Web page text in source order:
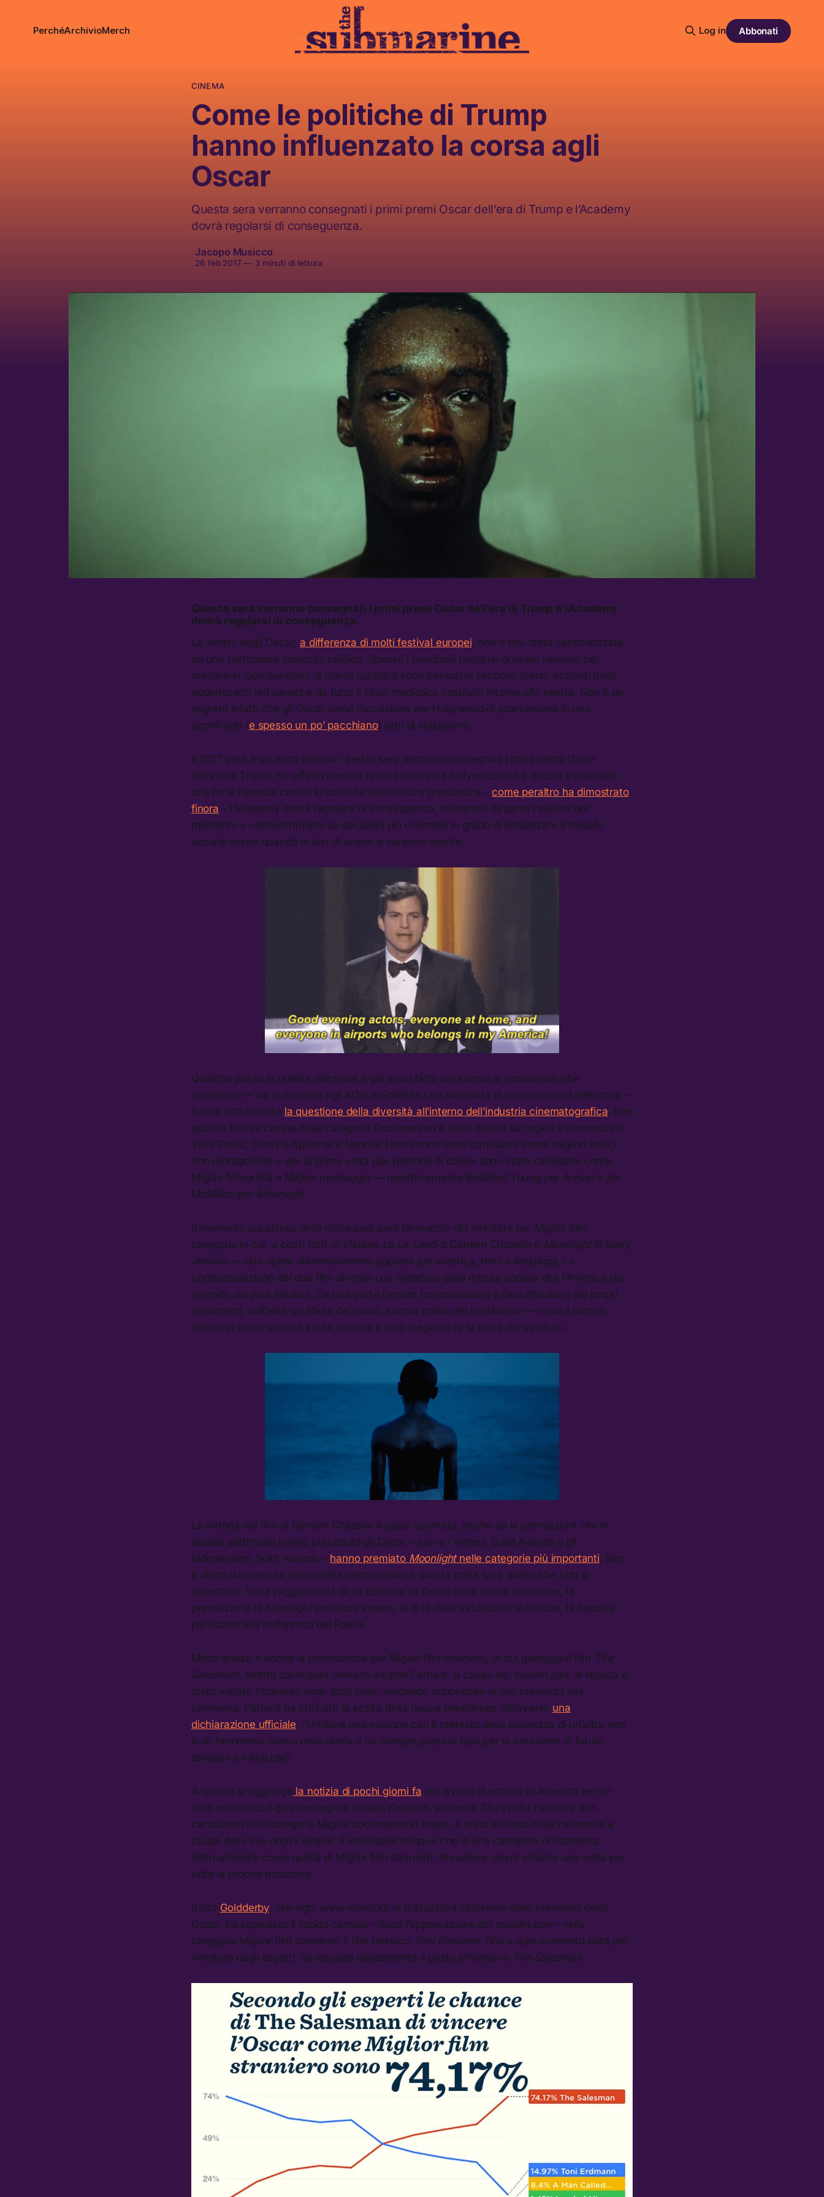
PerchéArchivioMerch Log in Abbonati
CINEMA
Come le politiche di Trump
hanno influenzato la corsa agli
Oscar
Questa sera verranno consegnati i primi premi Oscar dell’era di Trump e l’Academy
dovrà regolarsi di conseguenza.
Jacopo Musicco
26 feb 2017 —3 minuti di lettura
Questa sera verranno consegnati i primi premi Oscar dell’era di Trump e l’Academy
dovrà regolarsi di conseguenza.
La serata degli Oscar,a differenza di molti festival europei , non è mai stata caratterizzata
da una particolare impronta politica. Spesso i marginali tentativi di usare l’evento per
mettere in luce questioni di rilievo pubblico sono passati in secondo piano, scalzati dagli
appariscenti red carpet e da tutto il circo mediatico costruito intorno alla serata. Non è un
segreto infatti che gli Oscar siano l’occasione per Hollywood di promuoversi in uno
sconfinato (e spesso un po’ pacchiano) atto di solipsismo.
Il 2017 però è un anno diverso: questa sera verranno consegnati i primi premi Oscar
dell’era di Trump. Se effettivamente l’intera comunità hollywoodiana è decisa a mandare
una forte risposta contro le politiche della nuova presidenza – come peraltro ha dimostrato
finora – l’Academy dovrà regolarsi di conseguenza, mettendo da parte i piaceri del
momento e concentrandosi su decisioni più concrete in grado di influenzare il tessuto
sociale anche quando le luci di scena si saranno spente.
Qualche passo in questa direzione è già stato fatto attraverso le nomination che
quest’anno – sia in risposta agli #OscarSoWhite che all’ondata di razzismo post elettorale –
hanno sottolineato la questione della diversità all’interno dell’industria cinematografica. Ben
quattro film su cinque nella categoria Documentari è stata diretta da registi afroamericani,
Viola Davis, Octavia Spencer e Naomie Harris sono state candidate come migliori attrici
non protagoniste e per la prima volta due persone di colore sono state candidate come
Miglior fotografia e Miglior montaggio — rispettivamente Bradford Young per Arrival e Joi
McMillon per Moonlight.
Il momento più atteso della notte sarà però l’annuncio del vincitore per Miglior film,
categoria in cui, a conti fatti, si sfidano La La Land di Damien Chazelle e Moonlight di Barry
Jenkins — due opere diametralmente opposte per estetica, temi e linguaggi. La
contrapposizione dei due film diventa una metafora della rottura sociale che l’America sta
vivendo dal post elezioni. Da una parte l’amore (omosessuale) e l’accettazione dei propri
sentimenti, dall’altra un rifiuto dei valori, ancora prima dei sentimenti — in cui il bianco
(Gosling) vuole salvare il jazz, mentre il nero (Legend) fa la parte del venduto.
La vittoria del film di Damien Chazelle è quasi scontata, anche se le premiazioni che in
queste settimane hanno preceduto gli Oscar – come i Writers Guild Awards o gli
Independent Spirit Awards – hanno premiato Moonlight nelle categorie più importanti. Non
è detto dunque che l’esito della premiazione di questa notte sarà quello che tutti si
aspettano. Vista l’aggressività delle politiche di Trump nelle ultime settimane, la
premiazione di Moonlight potrebbe essere, al di là delle valutazioni stilistiche, la risposta
più adatta alla sofferenza del Paese.
Molto attesa è anche la premiazione per Miglior film straniero, in cui gareggia il film The
Salesman, diretto dal regista iraniano Asghar Farhadi. A causa del muslim ban, al regista è
stato vietato l’ingresso negli Stati Uniti, rendendo impossibile la sua presenza alla
cerimonia. Farhadi ha criticato la scelta della nuova presidenza attraverso una
dichiarazione ufficiale: “Umiliare una nazione con il pretesto della sicurezza di un’altra non
è un fenomeno nuovo nella storia e ha sempre posto le basi per la creazione di future
divisioni e inimicizie”.
A questo si aggiunge la notizia di pochi giorni fa del divieto di entrare in America per un
altro nominato: il giovane regista Khaled Khateeb, autore di The White Helmets,film
candidato nella categoria Miglior documentario breve, è stato escluso dalla cerimonia a
causa delle sue origini siriane. È inevitabile dunque che in una categoria di risonanza
internazionale come quella di Miglior film straniero, l’Academy dovrà chiarire una volta per
tutte la propria posizione.
Il sito Goldderby , che ogni anno monitora le fluttuazioni all’interno delle previsioni degli
Oscar, ha segnalato il rapido cambio – dopo l’approvazione del muslim ban– nella
categoria Miglior film straniero: il film tedesco Toni Erdmann, fino a quel momento dato per
vincitore dagli esperti, ha lasciato rapidamente il posto all’iraniano The Salesman.